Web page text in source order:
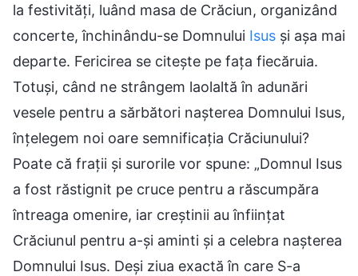
la festivități, luând masa de Crăciun, organizând
concerte, închinându-se Domnului Isus și așa mai
departe. Fericirea se citește pe fața fiecăruia.
Totuși, când ne strângem laolaltă în adunări
vesele pentru a sărbători nașterea Domnului Isus,
înțelegem noi oare semnificația Crăciunului?
Poate că frații și surorile vor spune: „Domnul Isus
a fost răstignit pe cruce pentru a răscumpăra
întreaga omenire, iar creștinii au înființat
Crăciunul pentru a-și aminti și a celebra nașterea
Domnului Isus. Deși ziua exactă în care S-a